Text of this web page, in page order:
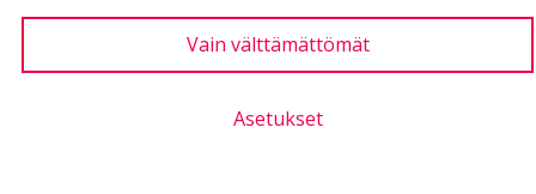
Vain välttämättömät
Asetukset
MAHDOLLINEN
Iltavahtimestari Kierrätyskeskuksella
mahdollistaisi iltatoiminnan järjestämisen ja